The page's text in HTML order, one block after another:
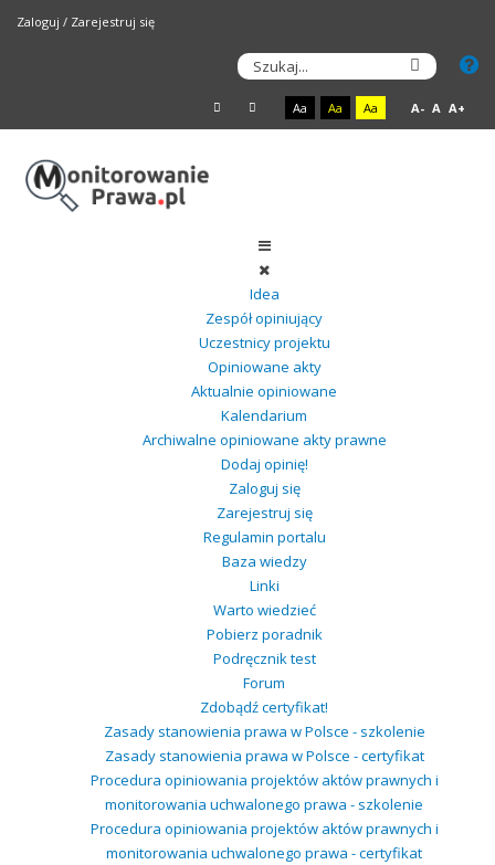
Zaloguj / Zarejestruj się
Aa Aa Aa A- A A+
Idea
Zespół opiniujący
Uczestnicy projektu
Opiniowane akty
Aktualnie opiniowane
Kalendarium
Archiwalne opiniowane akty prawne
Dodaj opinię!
Zaloguj się
Zarejestruj się
Regulamin portalu
Baza wiedzy
Linki
Warto wiedzieć
Pobierz poradnik
Podręcznik test
Forum
Zdobądź certyfikat!
Zasady stanowienia prawa w Polsce - szkolenie
Zasady stanowienia prawa w Polsce - certyfikat
Procedura opiniowania projektów aktów prawnych i
monitorowania uchwalonego prawa - szkolenie
Procedura opiniowania projektów aktów prawnych i
monitorowania uchwalonego prawa - certyfikat